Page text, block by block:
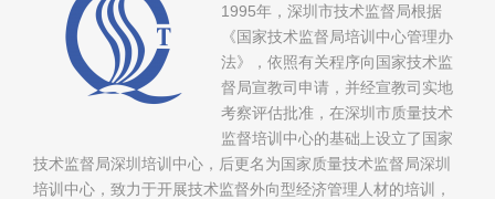
1995年，深圳市技术监督局根据
《国家技术监督局培训中心管理办
法》，依照有关程序向国家技术监
督局宣教司申请，并经宣教司实地
考察评估批准，在深圳市质量技术
监督培训中心的基础上设立了国家
技术监督局深圳培训中心，后更名为国家质量技术监督局深圳
培训中心，致力于开展技术监督外向型经济管理人材的培训，